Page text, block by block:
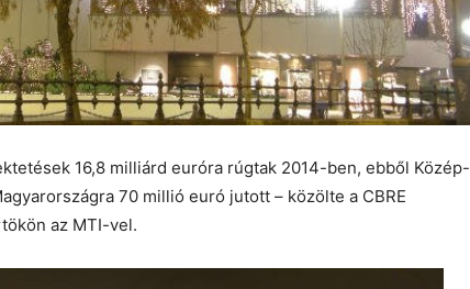
16,8 milliárd euróra rúgtak 2014-ben, ebből Közép-
70 millió euró jutott – közölte a CBRE
az MTI-vel.